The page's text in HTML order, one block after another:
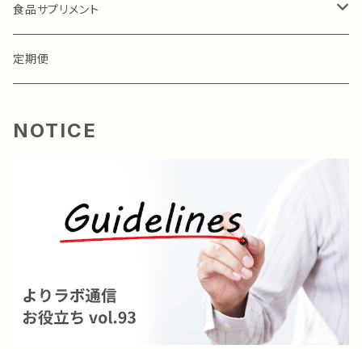
MkufukuⓇ（エムクウフク）
食品サプリメント
MkufukuⓇ（エムクウフク）
定期便
NOTICE